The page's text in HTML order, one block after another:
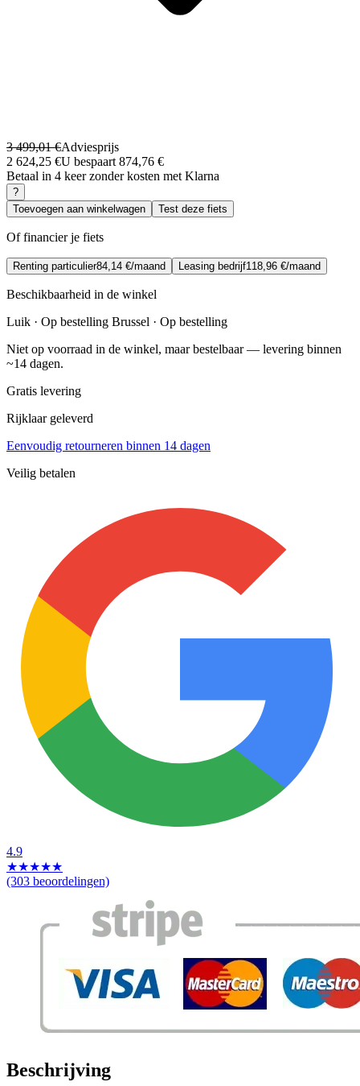
3 499,01 €Adviesprijs
2 624,25 €U bespaart 874,76 €
Betaal in 4 keer zonder kosten met Klarna
?
Toevoegen aan winkelwagen
Test deze fiets
Of financier je fiets
Renting particulier84,14 €/maand Leasing bedrijf118,96 €/maand
Beschikbaarheid in de winkel
Luik · Op bestelling Brussel · Op bestelling
Niet op voorraad in de winkel, maar bestelbaar — levering binnen
~14 dagen.
Gratis levering
Rijklaar geleverd
Eenvoudig retourneren binnen 14 dagen
Veilig betalen
4.9
★★★★★
(303 beoordelingen)
Beschrijving